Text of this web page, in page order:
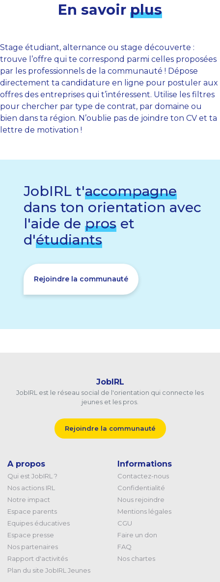
En savoir plus
Stage étudiant, alternance ou stage découverte :
trouve l’offre qui te correspond parmi celles proposées
par les professionnels de la communauté ! Dépose
directement ta candidature en ligne pour postuler aux
offres des entreprises qui t’intéressent. Utilise les filtres
pour chercher par type de contrat, par domaine ou
bien dans ta région. N’oublie pas de joindre ton CV et ta
lettre de motivation !
JobIRL t'accompagne
dans ton orientation avec
l'aide de pros et
d'étudiants
Rejoindre la communauté
JobIRL
JobIRL est le réseau social de l'orientation qui connecte les
jeunes et les pros.
Rejoindre la communauté
A propos
Qui est JobIRL ?
Nos actions IRL
Notre impact
Espace parents
Equipes éducatives
Espace presse
Nos partenaires
Rapport d'activités
Plan du site JobIRL Jeunes
Informations
Contactez-nous
Confidentialité
Nous rejoindre
Mentions légales
CGU
Faire un don
FAQ
Nos chartes